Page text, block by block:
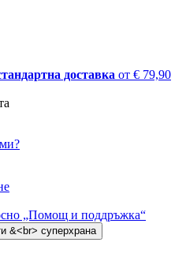
доставка от € 79,90
„Помощ и поддръжка“